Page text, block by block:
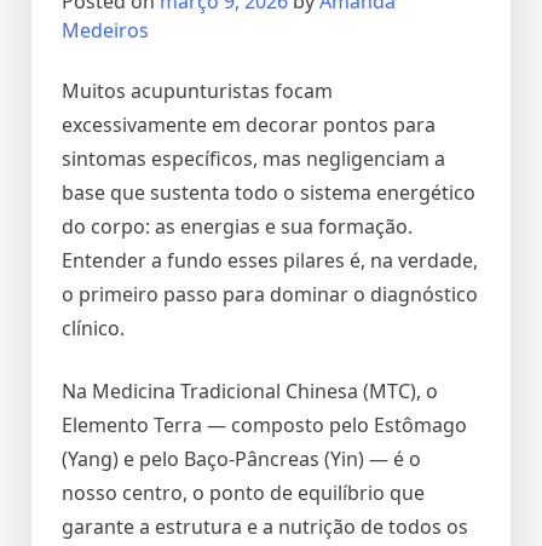
Medeiros
Muitos acupunturistas focam
excessivamente em decorar pontos para
sintomas específicos, mas negligenciam a
base que sustenta todo o sistema energético
do corpo: as energias e sua formação.
Entender a fundo esses pilares é, na verdade,
o primeiro passo para dominar o diagnóstico
clínico.
Na Medicina Tradicional Chinesa (MTC), o
Elemento Terra — composto pelo Estômago
(Yang) e pelo Baço-Pâncreas (Yin) — é o
nosso centro, o ponto de equilíbrio que
garante a estrutura e a nutrição de todos os